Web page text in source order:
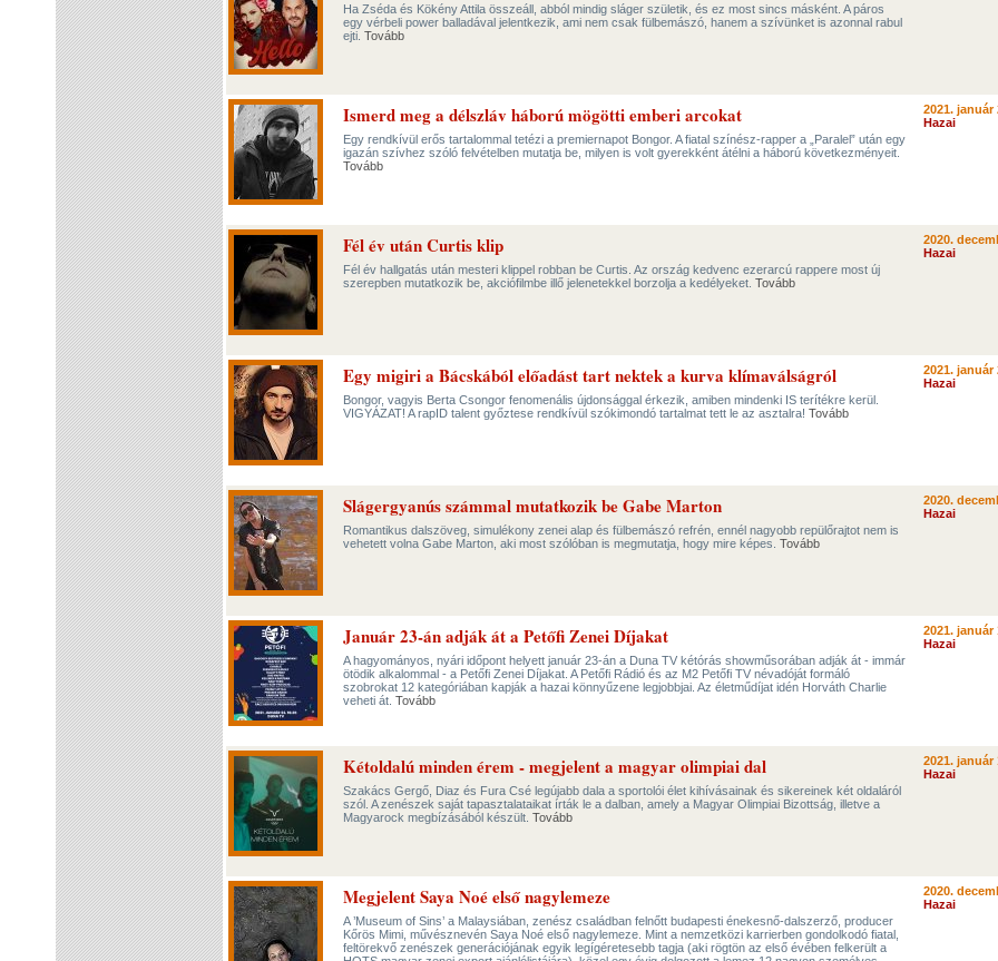
Ha Zséda és Kökény Attila összeáll, abból mindig sláger születik, és ez most sincs másként. A páros
egy vérbeli power balladával jelentkezik, ami nem csak fülbemászó, hanem a szívünket is azonnal rabul
ejti. Tovább
Ismerd meg a délszláv háború mögötti emberi arcokat
Egy rendkívül erős tartalommal tetézi a premiernapot Bongor. A fiatal színész-rapper a „Paralel” után egy
igazán szívhez szóló felvételben mutatja be, milyen is volt gyerekként átélni a háború következményeit.
Tovább
2021. január
Hazai
Fél év után Curtis klip
Fél év hallgatás után mesteri klippel robban be Curtis. Az ország kedvenc ezerarcú rappere most új
szerepben mutatkozik be, akciófilmbe illő jelenetekkel borzolja a kedélyeket. Tovább
2020.
Hazai
Egy migiri a Bácskából előadást tart nektek a kurva klímaválságról
Bongor, vagyis Berta Csongor fenomenális újdonsággal érkezik, amiben mindenki IS terítékre kerül.
VIGYÁZAT! A rapID talent győztese rendkívül szókimondó tartalmat tett le az asztalra! Tovább
2021. január
Hazai
Slágergyanús számmal mutatkozik be Gabe Marton
Romantikus dalszöveg, simulékony zenei alap és fülbemászó refrén, ennél nagyobb repülőrajtot nem is
vehetett volna Gabe Marton, aki most szólóban is megmutatja, hogy mire képes. Tovább
2020.
Hazai
Január 23-án adják át a Petőfi Zenei Díjakat
A hagyományos, nyári időpont helyett január 23-án a Duna TV kétórás showműsorában adják át - immár
ötödik alkalommal - a Petőfi Zenei Díjakat. A Petőfi Rádió és az M2 Petőfi TV névadóját formáló
szobrokat 12 kategóriában kapják a hazai könnyűzene legjobbjai. Az életműdíjat idén Horváth Charlie
veheti át. Tovább
2021. január
Hazai
Kétoldalú minden érem - megjelent a magyar olimpiai dal
Szakács Gergő, Diaz és Fura Csé legújabb dala a sportolói élet kihívásainak és sikereinek két oldaláról
szól. A zenészek saját tapasztalataikat írták le a dalban, amely a Magyar Olimpiai Bizottság, illetve a
Magyarock megbízásából készült. Tovább
2021. január
Hazai
Megjelent Saya Noé első nagylemeze
A ’Museum of Sins’ a Malaysiában, zenész családban felnőtt budapesti énekesnő-dalszerző, producer
Kőrös Mimi, művésznevén Saya Noé első nagylemeze. Mint a nemzetközi karrierben gondolkodó fiatal,
feltörekvő zenészek generációjának egyik legígéretesebb tagja (aki rögtön az első évében felkerült a
2020.
Hazai